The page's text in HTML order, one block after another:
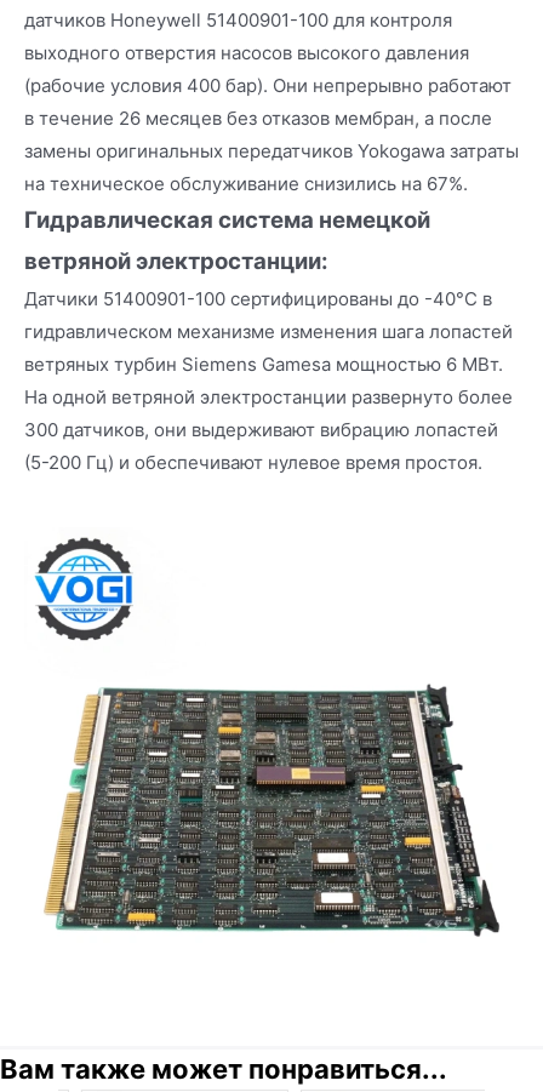
датчиков Honeywell 51400901-100 для контроля
выходного отверстия насосов высокого давления
(рабочие условия 400 бар). Они непрерывно работают
в течение 26 месяцев без отказов мембран, а после
замены оригинальных передатчиков Yokogawa затраты
на техническое обслуживание снизились на 67%.
Гидравлическая система немецкой
ветряной электростанции:
Датчики 51400901-100 сертифицированы до -40°C в
гидравлическом механизме изменения шага лопастей
ветряных турбин Siemens Gamesa мощностью 6 МВт.
На одной ветряной электростанции развернуто более
300 датчиков, они выдерживают вибрацию лопастей
(5-200 Гц) и обеспечивают нулевое время простоя.
Вам также может понравиться...